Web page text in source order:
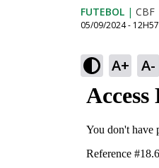
FUTEBOL | CBF
05/09/2024 - 12H57
A+ A-